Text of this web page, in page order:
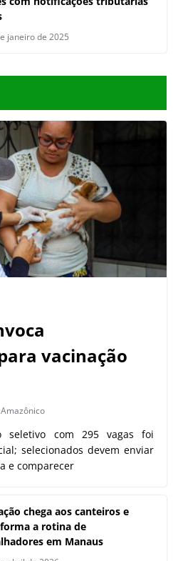
janeiro de 2025
vacinação
seletivo com 295 vagas foi
selecionados devem enviar
e comparecer
chega aos canteiros e
a rotina de
em Manaus